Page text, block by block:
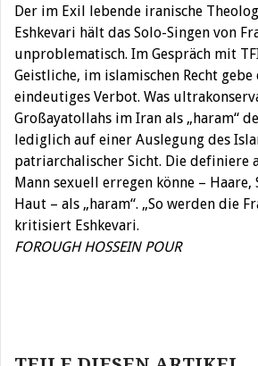
Der im Exil lebende iranische
Eshkevari hält das Solo-Singen von
unproblematisch. Im Gespräch mit
Geistliche, im islamischen Recht
eindeutiges Verbot. Was
Großayatollahs im Iran als „haram“
lediglich auf einer Auslegung des
patriarchalischer Sicht. Die definiere
Mann sexuell erregen könne – Haare,
Haut – als „haram“. „So werden die
kritisiert Eshkevari.
FOROUGH HOSSEIN POUR